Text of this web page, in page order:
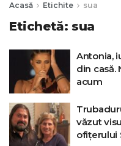
Acasă Etichite sua
Etichetă: sua
Antonia,
din casă.
acum
văzut
ofițerului